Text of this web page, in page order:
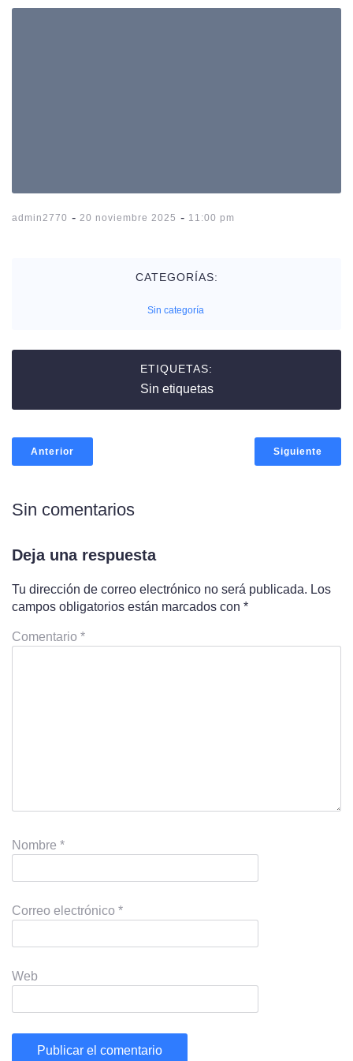
admin2770 - 20 noviembre 2025 - 11:00 pm
CATEGORÍAS:
Sin categoría
ETIQUETAS:
Sin etiquetas
Anterior Siguiente
Sin comentarios
Deja una respuesta
Tu dirección de correo electrónico no será publicada. Los
campos obligatorios están marcados con *
Comentario *
Nombre *
Correo electrónico *
Web